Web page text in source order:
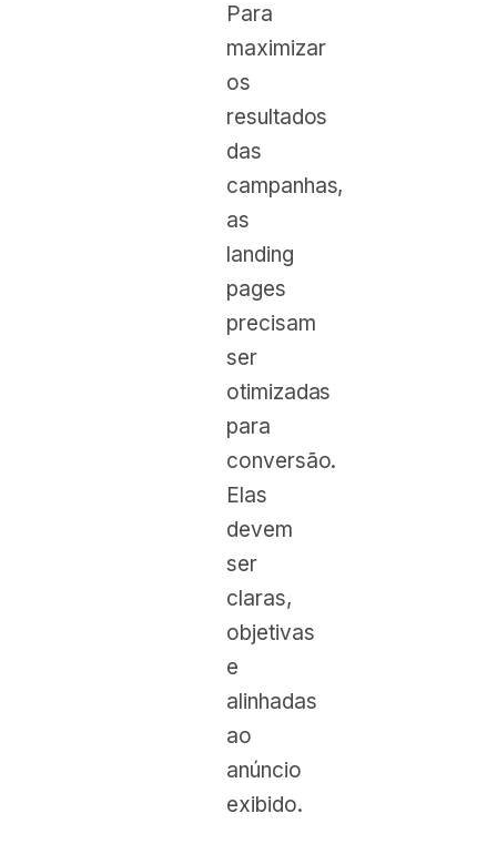
Para
maximizar
os
resultados
das
campanhas,
as
landing
pages
precisam
ser
otimizadas
para
conversão.
Elas
devem
ser
claras,
objetivas
e
alinhadas
ao
anúncio
exibido.